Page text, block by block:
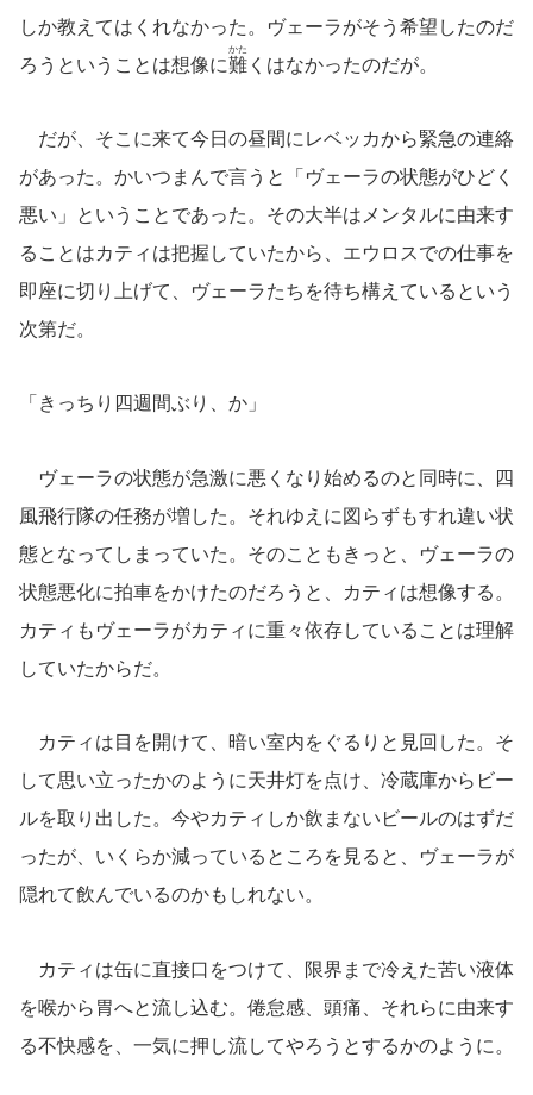
しか教えてはくれなかった。ヴェーラがそう希望したのだ
ろうということは想像に難
かた
くはなかったのだが。
だが、そこに来て今日の昼間にレベッカから緊急の連絡
があった。かいつまんで言うと「ヴェーラの状態がひどく
悪い」ということであった。その大半はメンタルに由来す
ることはカティは把握していたから、エウロスでの仕事を
即座に切り上げて、ヴェーラたちを待ち構えているという
次第だ。
「きっちり四週間ぶり、か」
ヴェーラの状態が急激に悪くなり始めるのと同時に、四
風飛行隊の任務が増した。それゆえに図らずもすれ違い状
態となってしまっていた。そのこともきっと、ヴェーラの
状態悪化に拍車をかけたのだろうと、カティは想像する。
カティもヴェーラがカティに重々依存していることは理解
していたからだ。
カティは目を開けて、暗い室内をぐるりと見回した。そ
して思い立ったかのように天井灯を点け、冷蔵庫からビー
ルを取り出した。今やカティしか飲まないビールのはずだ
ったが、いくらか減っているところを見ると、ヴェーラが
隠れて飲んでいるのかもしれない。
カティは缶に直接口をつけて、限界まで冷えた苦い液体
を喉から胃へと流し込む。倦怠感、頭痛、それらに由来す
る不快感を、一気に押し流してやろうとするかのように。